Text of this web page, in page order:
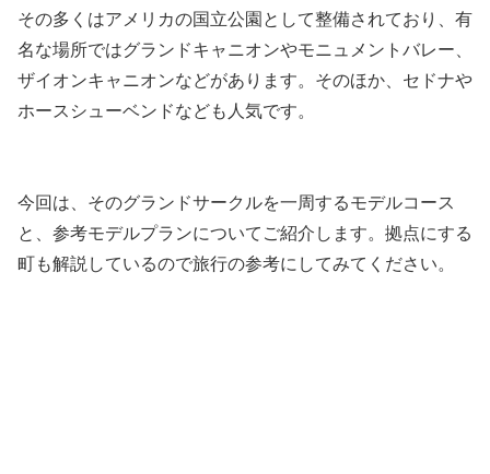
その多くはアメリカの国立公園として整備されており、有
名な場所ではグランドキャニオンやモニュメントバレー、
ザイオンキャニオンなどがあります。そのほか、セドナや
ホースシューベンドなども人気です。
今回は、そのグランドサークルを一周するモデルコース
と、参考モデルプランについてご紹介します。拠点にする
町も解説しているので旅行の参考にしてみてください。